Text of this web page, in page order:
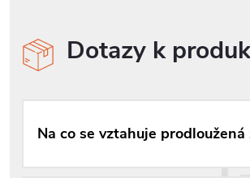
Dotazy k
Na co se vztahuje prodloužená